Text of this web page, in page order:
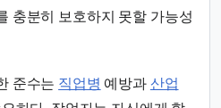
충분히 보호하지 못할 가능성
준수는 직업병 예방과 산업